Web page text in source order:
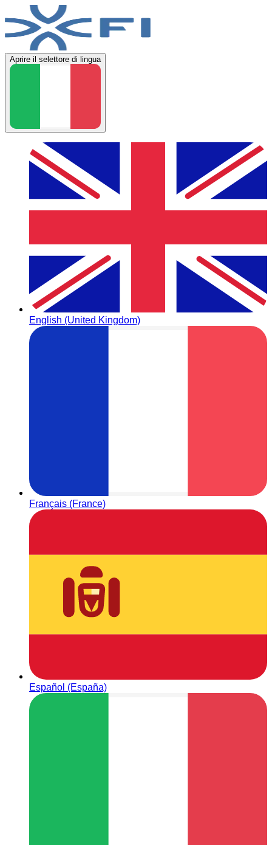
Aprire il selettore di lingua
English (United Kingdom)
Français (France)
Español (España)